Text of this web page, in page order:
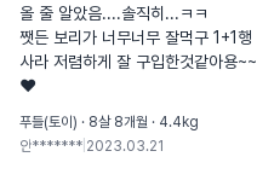
올 줄 알았음....솔직히...ㅋㅋ
쨋든 보리가 너무너무 잘먹구 1+1행
사라 저렴하게 잘 구입한것같아용~~
❤
푸들(토이) · 8살 8개월 · 4.4kg
안******* 2023.03.21